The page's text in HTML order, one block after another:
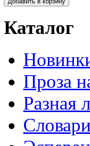
Каталог
Проза
Разная